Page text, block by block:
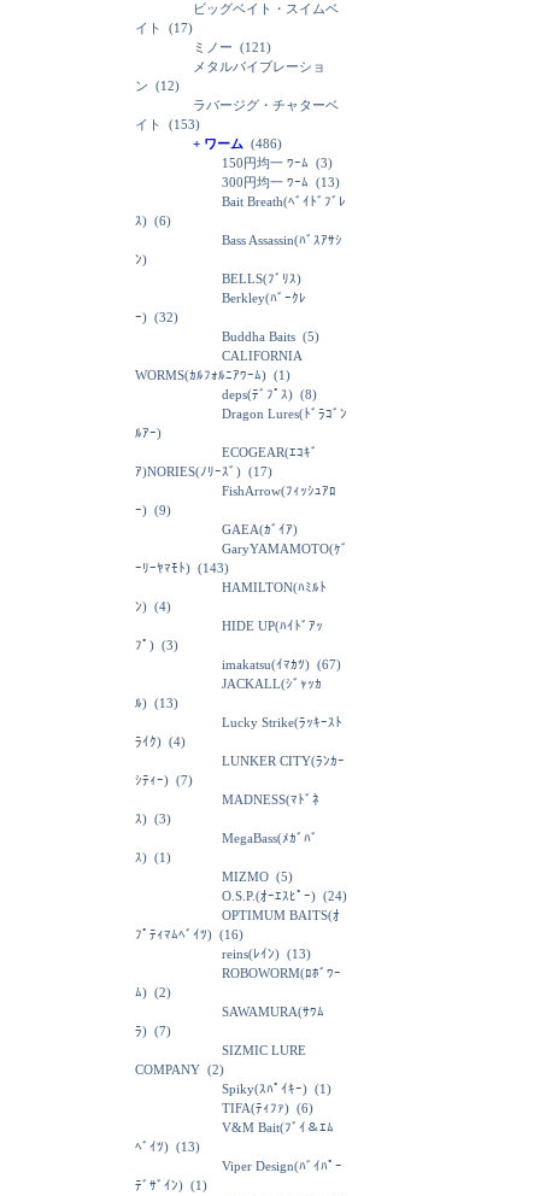
ビッグベイト・スイムベ
イト
(17)
ミノー (121)
メタルバイブレーショ
ン (12)
ラバージグ・チャターベ
イト
(153)
+ ワーム (486)
150円均一 ﾜｰﾑ (3)
300円均一 ﾜｰﾑ (13)
Bait Breath(ﾍﾞｲﾄﾞﾌﾞﾚ
ｽ) (6)
Bass Assassin(ﾊﾞｽｱｻｼ
ﾝ)
BELLS(ﾌﾞﾘｽ)
Berkley(ﾊﾞｰｸﾚ
ｰ) (32)
Buddha Baits (5)
CALIFORNIA
WORMS(ｶﾙﾌｫﾙﾆｱﾜｰﾑ) (1)
deps(ﾃﾞﾌﾟｽ) (8)
Dragon Lures(ﾄﾞﾗｺﾞﾝ
ﾙｱｰ)
ECOGEAR(ｴｺｷﾞ
ｱ)NORIES(ﾉﾘｰｽﾞ) (17)
FishArrow(ﾌｨｯｼｭｱﾛ
ｰ) (9)
GAEA(ｶﾞｲｱ)
GaryYAMAMOTO(ｹﾞ
ｰﾘｰﾔﾏﾓﾄ) (143)
HAMILTON(ﾊﾐﾙﾄ
ﾝ) (4)
HIDE UP(ﾊｲﾄﾞｱｯ
ﾌﾟ) (3)
imakatsu(ｲﾏｶﾂ) (67)
JACKALL(ｼﾞｬｯｶ
ﾙ) (13)
Lucky Strike(ﾗｯｷｰｽﾄ
ﾗｲｸ) (4)
LUNKER CITY(ﾗﾝｶｰ
ｼﾃｨｰ) (7)
MADNESS(ﾏﾄﾞﾈ
ｽ) (3)
MegaBass(ﾒｶﾞﾊﾞ
ｽ) (1)
MIZMO (5)
O.S.P.(ｵｰｴｽﾋﾟｰ) (24)
OPTIMUM BAITS(ｵ
ﾌﾟﾃｨﾏﾑﾍﾞｲﾂ) (16)
reins(ﾚｲﾝ) (13)
ROBOWORM(ﾛﾎﾞﾜｰ
ﾑ) (2)
SAWAMURA(ｻﾜﾑ
ﾗ) (7)
SIZMIC LURE
COMPANY (2)
Spiky(ｽﾊﾟｲｷｰ) (1)
TIFA(ﾃｨﾌｧ) (6)
V&M Bait(ﾌﾞｲ＆ｴﾑ
ﾍﾞｲﾂ) (13)
Viper Design(ﾊﾞｲﾊﾟｰ
ﾃﾞｻﾞｲﾝ) (1)